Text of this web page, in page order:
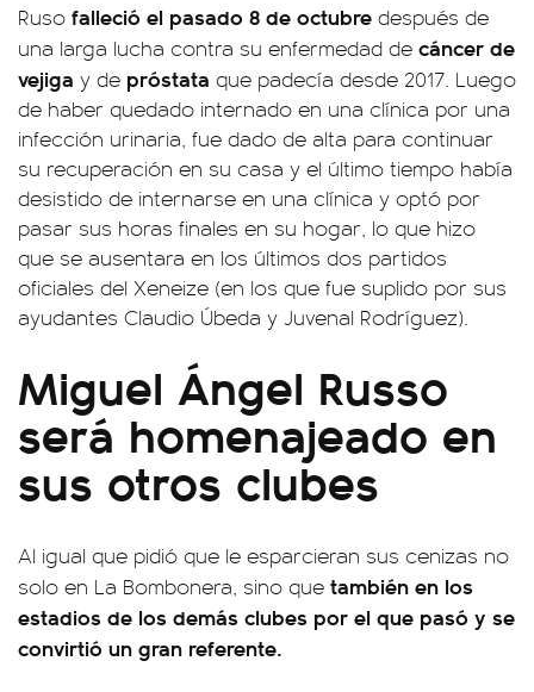
Ruso falleció el pasado 8 de octubre después de
una larga lucha contra su enfermedad de cáncer de
vejiga y de próstata que padecía desde 2017. Luego
de haber quedado internado en una clínica por una
infección urinaria, fue dado de alta para continuar
su recuperación en su casa y el último tiempo había
desistido de internarse en una clínica y optó por
pasar sus horas finales en su hogar, lo que hizo
que se ausentara en los últimos dos partidos
oficiales del Xeneize (en los que fue suplido por sus
ayudantes Claudio Úbeda y Juvenal Rodríguez).
Miguel Ángel Russo
será homenajeado en
sus otros clubes
Al igual que pidió que le esparcieran sus cenizas no
solo en La Bombonera, sino que también en los
estadios de los demás clubes por el que pasó y se
convirtió un gran referente.